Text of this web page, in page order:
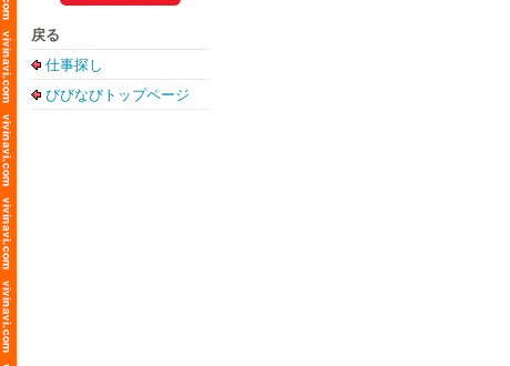
戻る
仕事探し
びびなびトップページ